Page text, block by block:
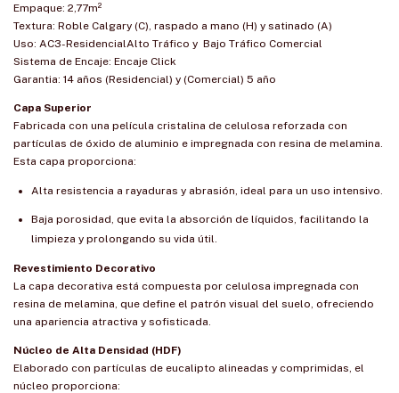
Empaque: 2,77m²
Textura: Roble Calgary (C), raspado a mano (H) y satinado (A)
Uso: AC3-ResidencialAlto Tráfico y Bajo Tráfico Comercial
Sistema de Encaje: Encaje Click
Garantia: 14 años (Residencial) y (Comercial) 5 año
Capa Superior
Fabricada con una película cristalina de celulosa reforzada con
partículas de óxido de aluminio e impregnada con resina de melamina.
Esta capa proporciona:
Alta resistencia a rayaduras y abrasión, ideal para un uso intensivo.
Baja porosidad, que evita la absorción de líquidos, facilitando la
limpieza y prolongando su vida útil.
Revestimiento Decorativo
La capa decorativa está compuesta por celulosa impregnada con
resina de melamina, que define el patrón visual del suelo, ofreciendo
una apariencia atractiva y sofisticada.
Núcleo de Alta Densidad (HDF)
Elaborado con partículas de eucalipto alineadas y comprimidas, el
núcleo proporciona: